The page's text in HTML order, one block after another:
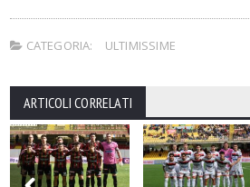
CATEGORIA: ULTIMISSIME
ARTICOLI CORRELATI